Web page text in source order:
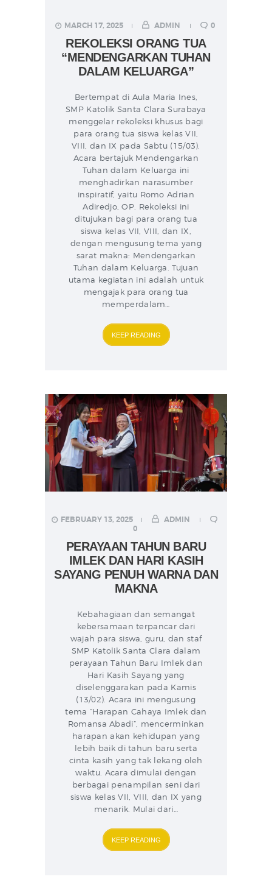
MARCH 17, 2025 ADMIN 0
REKOLEKSI ORANG TUA
“MENDENGARKAN TUHAN
DALAM KELUARGA”
Bertempat di Aula Maria Ines,
SMP Katolik Santa Clara Surabaya
menggelar rekoleksi khusus bagi
para orang tua siswa kelas VII,
VIII, dan IX pada Sabtu (15/03).
Acara bertajuk Mendengarkan
Tuhan dalam Keluarga ini
menghadirkan narasumber
inspiratif, yaitu Romo Adrian
Adiredjo, OP. Rekoleksi ini
ditujukan bagi para orang tua
siswa kelas VII, VIII, dan IX,
dengan mengusung tema yang
sarat makna: Mendengarkan
Tuhan dalam Keluarga. Tujuan
utama kegiatan ini adalah untuk
mengajak para orang tua
memperdalam…
KEEP READING
FEBRUARY 13, 2025
ADMIN
0
PERAYAAN TAHUN BARU
IMLEK DAN HARI KASIH
SAYANG PENUH WARNA DAN
MAKNA
Kebahagiaan dan semangat
kebersamaan terpancar dari
wajah para siswa, guru, dan staf
SMP Katolik Santa Clara dalam
perayaan Tahun Baru Imlek dan
Hari Kasih Sayang yang
diselenggarakan pada Kamis
(13/02). Acara ini mengusung
tema “Harapan Cahaya Imlek dan
Romansa Abadi”, mencerminkan
harapan akan kehidupan yang
lebih baik di tahun baru serta
cinta kasih yang tak lekang oleh
waktu. Acara dimulai dengan
berbagai penampilan seni dari
siswa kelas VII, VIII, dan IX yang
menarik. Mulai dari…
KEEP READING